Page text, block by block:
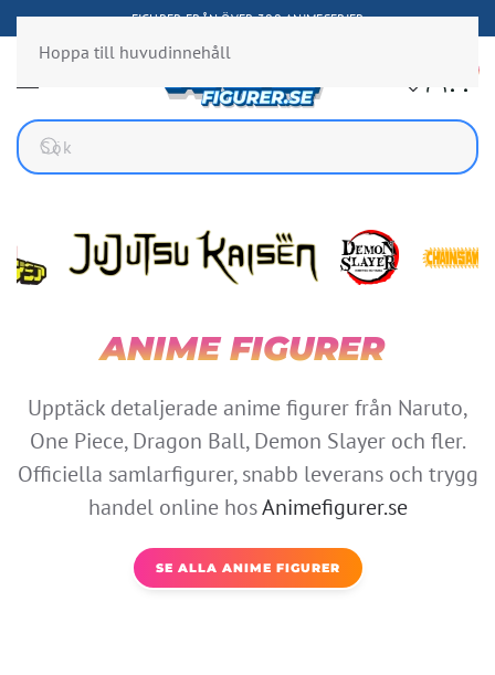
Hoppa till huvudinnehåll
FIGURER FRÅN ÖVER 300 ANIMESERIER
ANIME FIGURER
Upptäck detaljerade anime figurer från Naruto,
One Piece, Dragon Ball, Demon Slayer och fler.
Officiella samlarfigurer, snabb leverans och trygg
handel online hosAnimefigurer.se
SE ALLA ANIME FIGURER
no
Demon Slayer: Kimetsu
no Yaiba WCF Vol.4
Murata
219,00 KR